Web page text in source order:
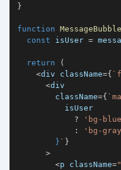
}
function MessageBubble
const isUser =
return
(
<div className={ `
<
        className
={ `
?
'bg-
:
'bg-
} ` }
>
<p className=